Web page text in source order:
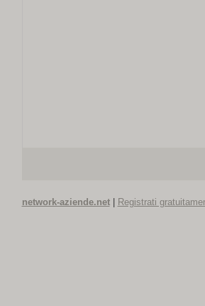
network-aziende.net| Registrati